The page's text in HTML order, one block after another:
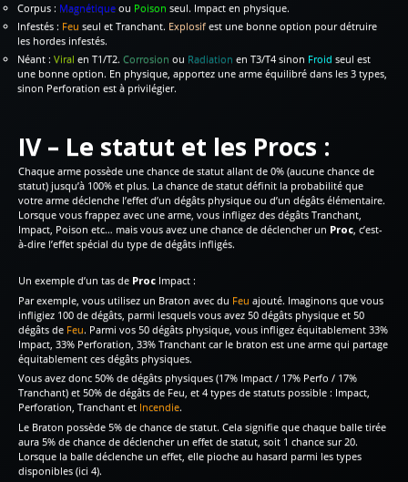
Corpus : Magnétique ou Poison seul. Impact en physique.
Infestés : Feu seul et Tranchant. Explosif est une bonne option pour détruire
les hordes infestés.
Néant :Viral en T1/T2.Corrosionou Radiation en T3/T4 sinon Froid seul est
une bonne option. En physique, apportez une arme équilibré dans les 3 types,
sinon Perforation est à privilégier.
IV – Le statut et les Procs :
Chaque arme possède une chance de statut allant de 0% (aucune chance de
statut) jusqu’à 100% et plus. La chance de statut définit la probabilité que
votre arme déclenche l’effet d’un dégâts physique ou d’un dégâts élémentaire.
Lorsque vous frappez avec une arme, vous infligez des dégâts Tranchant,
Impact, Poison etc… mais vous avez une chance de déclencher un Proc, c’est-
à-dire l’effet spécial du type de dégâts infligés.
Un exemple d’un tas de Proc Impact :
Par exemple, vous utilisez un Braton avec du Feu ajouté. Imaginons que vous
infligiez 100 de dégâts, parmi lesquels vous avez 50 dégâts physique et 50
dégâts de Feu. Parmi vos 50 dégâts physique, vous infligez équitablement 33%
Impact, 33% Perforation, 33% Tranchant car le braton est une arme qui partage
équitablement ces dégâts physiques.
Vous avez donc 50% de dégâts physiques (17% Impact / 17% Perfo / 17%
Tranchant) et 50% de dégâts de Feu, et 4 types de statuts possible : Impact,
Perforation, Tranchant et Incendie.
Le Braton possède 5% de chance de statut. Cela signifie que chaque balle tirée
aura 5% de chance de déclencher un effet de statut, soit 1 chance sur 20.
Lorsque la balle déclenche un effet, elle pioche au hasard parmi les types
disponibles (ici 4).